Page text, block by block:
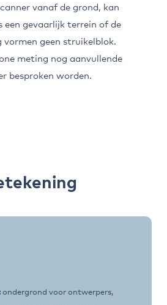
vanaf de grond, kan
een gevaarlijk terrein of de
vormen geen struikelblok.
meting nog aanvullende
besproken worden.
ondergrond voor ontwerpers,